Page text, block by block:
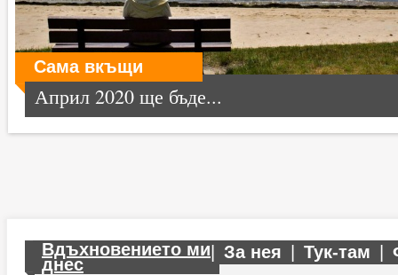
Сама вкъщи
Април 2020 ще бъде...
Вдъхновението ми
днес
За нея Тук-там